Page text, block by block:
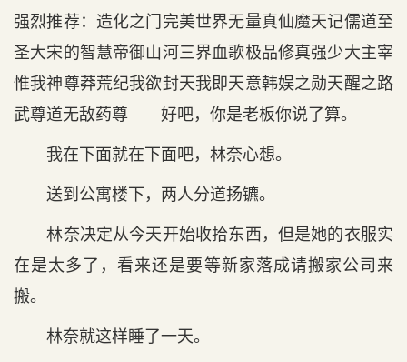
强烈推荐：造化之门完美世界无量真仙魔天记儒道至
圣大宋的智慧帝御山河三界血歌极品修真强少大主宰
惟我神尊莽荒纪我欲封天我即天意韩娱之勋天醒之路
武尊道无敌药尊 好吧，你是老板你说了算。
我在下面就在下面吧，林奈心想。
送到公寓楼下，两人分道扬镳。
林奈决定从今天开始收拾东西，但是她的衣服实
在是太多了，看来还是要等新家落成请搬家公司来
搬。
林奈就这样睡了一天。